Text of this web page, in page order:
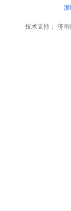
技术支持： 济南